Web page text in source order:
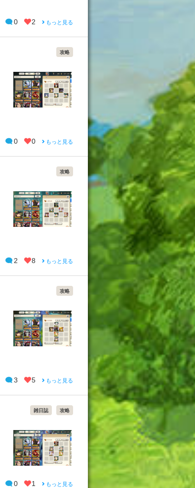
0 2 もっと見る
攻略
0 0 もっと見る
攻略
2 8 もっと見る
攻略
3 5 もっと見る
雑日誌 攻略
0 1 もっと見る